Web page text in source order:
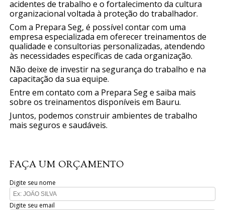
acidentes de trabalho e o fortalecimento da cultura
organizacional voltada à proteção do trabalhador.
Com a Prepara Seg, é possível contar com uma
empresa especializada em oferecer treinamentos de
qualidade e consultorias personalizadas, atendendo
às necessidades específicas de cada organização.
Não deixe de investir na segurança do trabalho e na
capacitação da sua equipe.
Entre em contato com a Prepara Seg e saiba mais
sobre os treinamentos disponíveis em Bauru.
Juntos, podemos construir ambientes de trabalho
mais seguros e saudáveis.
FAÇA UM ORÇAMENTO
Digite seu nome
Digite seu email